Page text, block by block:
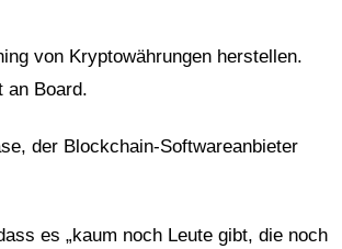
von Kryptowährungen herstellen.
an Board.
der Blockchain-Softwareanbieter
es „kaum noch Leute gibt, die noch